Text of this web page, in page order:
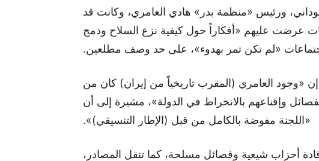
ورئيس «منظمة بدر» هادي العامري، وكانت قد
عرضت عليهم «أفكاراً حول كيفية نزع السلاح ودمج
«لم تكن تمر بهدوء»، على حد وصف مطلعين.
«وجود العامري (المقرب تاريخياً من إيران) كان من
وإقناعهم بالانخراط في الدولة»، مشيرة إلى أن
«اللجنة مفوضة بالكامل من قبل (الإطار التنسيقي)».
أحزاب شيعية وفصائل مسلحة، كما تنقل المصادر،